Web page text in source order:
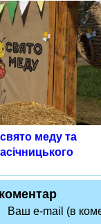
меду та
Ваш e-mail (в